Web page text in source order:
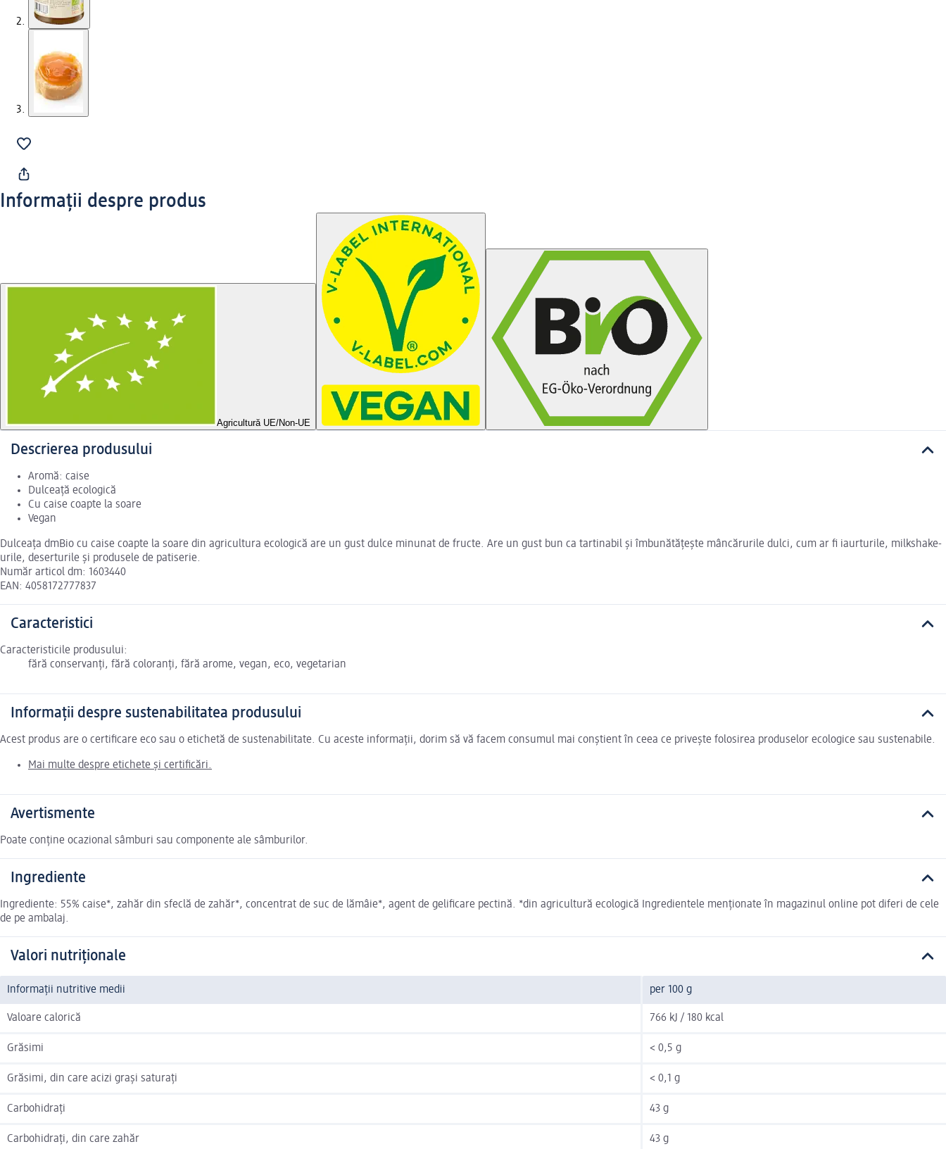
Informații despre produs
Agricultură UE/Non-UE
Descrierea produsului
Aromă: caise
Dulceață ecologică
Cu caise coapte la soare
Vegan
Dulceața dmBio cu caise coapte la soare din agricultura ecologică are un gust dulce minunat de fructe. Are un gust bun ca tartinabil și îmbunătățește mâncărurile dulci, cum ar fi iaurturile, milkshake-
urile, deserturile și produsele de patiserie.
Număr articol dm: 1603440
EAN: 4058172777837
Caracteristici
Caracteristicile produsului:
fără conservanți, fără coloranți, fără arome, vegan, eco, vegetarian
Informații despre sustenabilitatea produsului
Acest produs are o certificare eco sau o etichetă de sustenabilitate. Cu aceste informații, dorim să vă facem consumul mai conștient în ceea ce privește folosirea produselor ecologice sau sustenabile.
Mai multe despre etichete și certificări.
Avertismente
Poate conține ocazional sâmburi sau componente ale sâmburilor.
Ingrediente
Ingrediente: 55% caise*, zahăr din sfeclă de zahăr*, concentrat de suc de lămâie*, agent de gelificare pectină. *din agricultură ecologică Ingredientele menționate în magazinul online pot diferi de cele
de pe ambalaj.
Valori nutriționale
Informații nutritive medii per 100 g
Valoare calorică 766 kJ / 180 kcal
Grăsimi < 0,5 g
Grăsimi, din care acizi grași saturați < 0,1 g
Carbohidrați 43 g
Carbohidrați, din care zahăr 43 g